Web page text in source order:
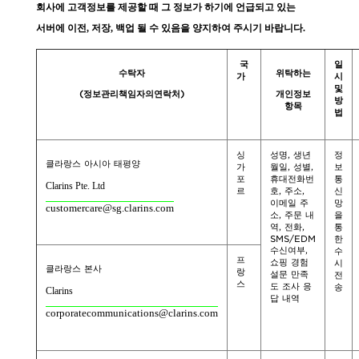
회사에 고객정보를 제공할 때 그 정보가 하기에 언급되고 있는
서버에 이전, 저장, 백업 될 수 있음을 양지하여 주시기 바랍니다.
수탁자
(정보관리책임자의연락처)
국
가
위탁하는
개인정보
항목
일
시
및
방
법
클라랑스 아시아 태평양
Clarins Pte. Ltd
customercare@sg.clarins.com
싱
가
포
르
성명, 생년
월일, 성별,
휴대전화번
호, 주소,
이메일 주
소, 주문 내
역, 전화,
SMS/EDM
수신여부,
쇼핑 경험
설문 만족
도 조사 응
답 내역
정
보
통
신
망
을
통
한
수
시
전
송
클라랑스 본사
Clarins
corporatecommunications@clarins.com
프
랑
스